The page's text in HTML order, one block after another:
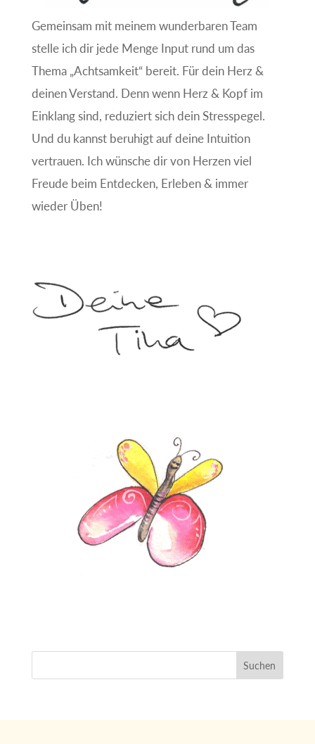
Gemeinsam mit meinem wunderbaren Team
stelle ich dir jede Menge Input rund um das
Thema „Achtsamkeit“ bereit. Für dein Herz &
deinen Verstand. Denn wenn Herz & Kopf im
Einklang sind, reduziert sich dein Stresspegel.
Und du kannst beruhigt auf deine Intuition
vertrauen. Ich wünsche dir von Herzen viel
Freude beim Entdecken, Erleben & immer
wieder Üben!